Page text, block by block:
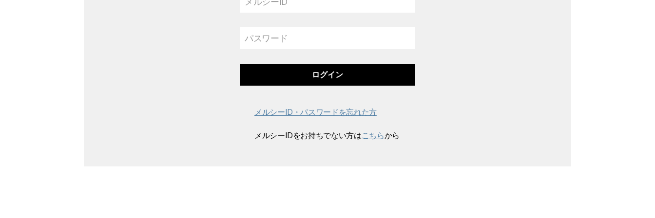
パスワード
メルシーID・パスワードを忘れた方
メルシーIDをお持ちでない方はこちらから